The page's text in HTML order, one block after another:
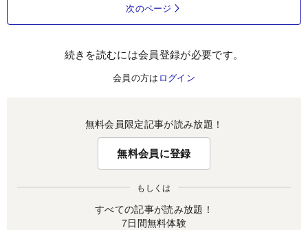
次のページ
続きを読むには会員登録が必要です。
会員の方は ログイン
無料会員限定記事が読み放題！
無料会員に登録
もしくは
すべての記事が読み放題！
7日間無料体験